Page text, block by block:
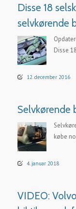
Disse 18
selvkørende
Disse
12. december 2016
Selvkørende
købe
4. januar 2018
VIDEO: